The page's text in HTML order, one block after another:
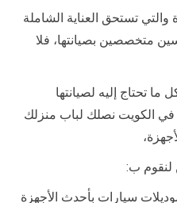
تستحق العناية الشاملة
متخصصين بصيانتها، فلا
تحتاج إليه لصيانتها
في الكويت نصلك لباب منزلك
لنقوم ب:
سيارات بأحدث الأجهزة